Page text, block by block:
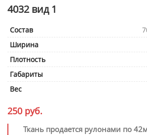
4032 вид 1
Состав
Ширина
Плотность
Габариты
Вес
250 руб.
Ткань продается рулонами по